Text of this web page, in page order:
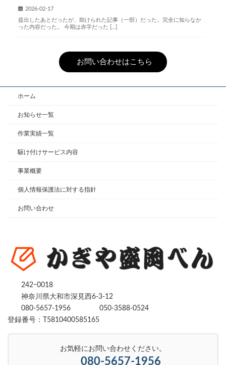
2026-02-17
提出したあとだったが、助けられた記事（一部）だった。完全に知らなか
った内容だった。 今期は赤字だった […]
お問い合わせはこちら
ホーム
お知らせ一覧
作業実績一覧
駆け付けサービス内容
事業概要
個人情報保護法に対する指針
お問い合わせ
242ｰ0018
神奈川県大和市深見西6-3-12
080-5657-1956
050-3588-0524
登録番号：T5810400585165
お気軽にお問い合わせください。
080-5657-1956